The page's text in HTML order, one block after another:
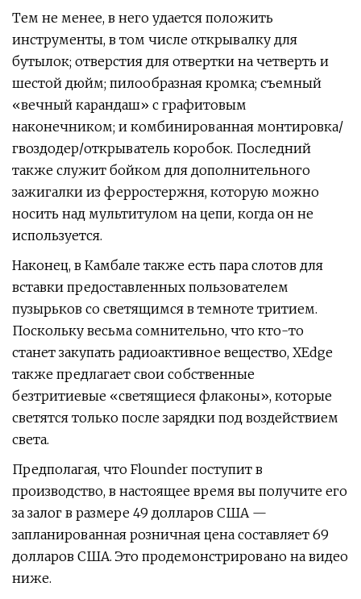
Тем не менее, в него удается положить
инструменты, в том числе открывалку для
бутылок; отверстия для отвертки на четверть и
шестой дюйм; пилообразная кромка; съемный
«вечный карандаш» с графитовым
наконечником; и комбинированная монтировка/
гвоздодер/открыватель коробок. Последний
также служит бойком для дополнительного
зажигалки из ферростержня, которую можно
носить над мультитулом на цепи, когда он не
используется.
Наконец, в Камбале также есть пара слотов для
вставки предоставленных пользователем
пузырьков со светящимся в темноте тритием.
Поскольку весьма сомнительно, что кто-то
станет закупать радиоактивное вещество, XEdge
также предлагает свои собственные
безтритиевые «светящиеся флаконы», которые
светятся только после зарядки под воздействием
света.
Предполагая, что Flounder поступит в
производство, в настоящее время вы получите его
за залог в размере 49 долларов США —
запланированная розничная цена составляет 69
долларов США. Это продемонстрировано на видео
ниже.